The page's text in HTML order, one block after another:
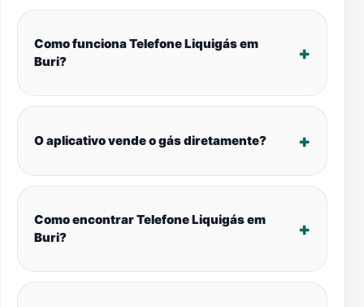
Como funciona Telefone Liquigás em
Buri?
O aplicativo vende o gás diretamente?
Como encontrar Telefone Liquigás em
Buri?